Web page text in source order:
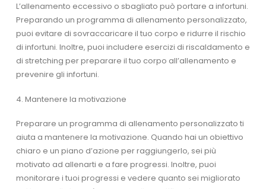
L’allenamento eccessivo o sbagliato può portare a infortuni.
Preparando un programma di allenamento personalizzato,
puoi evitare di sovraccaricare il tuo corpo e ridurre il rischio
di infortuni. Inoltre, puoi includere esercizi di riscaldamento e
di stretching per preparare il tuo corpo all’allenamento e
prevenire gli infortuni.
4. Mantenere la motivazione
Preparare un programma di allenamento personalizzato ti
aiuta a mantenere la motivazione. Quando hai un obiettivo
chiaro e un piano d’azione per raggiungerlo, sei più
motivato ad allenarti e a fare progressi. Inoltre, puoi
monitorare i tuoi progressi e vedere quanto sei migliorato